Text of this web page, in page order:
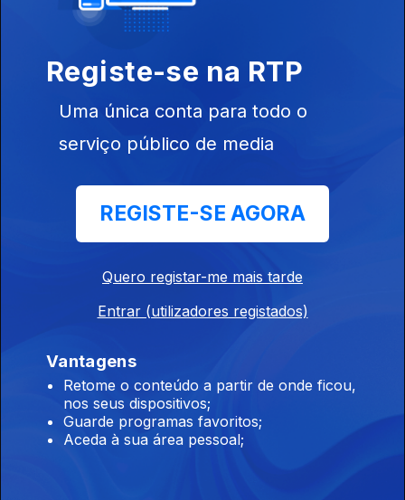
02 mai. 2026
Com Jaime Goth
25 abr. 2026
Com Jaime Goth
Com Jaime Goth
Com Jaime Goth
04 abr. 2026
Registe-se na RTP
Uma única conta para todo o
serviço público de media
REGISTE-SE AGORA
Quero registar-me mais tarde
Entrar (utilizadores registados)
Vantagens
Retome o conteúdo a partir de onde ficou,
nos seus dispositivos;
Guarde programas favoritos;
Aceda à sua área pessoal;